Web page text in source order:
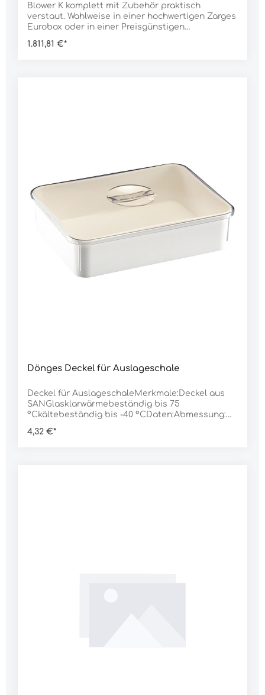
Blower K komplett mit Zubehör praktisch
verstaut. Wahlweise in einer hochwertigen Zarges
Eurobox oder in einer Preisgünstigen
Stück Anschlussschlauch 5 m1 Stück
1.811,81 €*
Dönges Deckel für Auslageschale
Deckel für AuslageschaleMerkmale:Deckel aus
SANGlasklarwärmebeständig bis 75
°Ckältebeständig bis -40 °CDaten:Abmessung:
4,32 €*